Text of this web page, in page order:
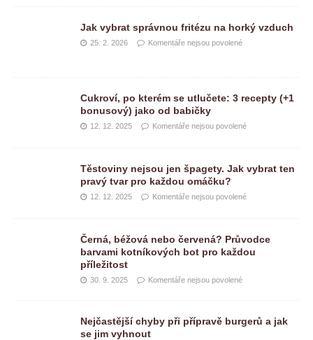
Jak vybrat správnou fritézu na horký vzduch
25. 2. 2026 Komentáře nejsou povolené
Cukroví, po kterém se utlučete: 3 recepty (+1
bonusový) jako od babičky
12. 12. 2025 Komentáře nejsou povolené
Těstoviny nejsou jen špagety. Jak vybrat ten
pravý tvar pro každou omáčku?
12. 12. 2025 Komentáře nejsou povolené
Černá, béžová nebo červená? Průvodce
barvami kotníkových bot pro každou
příležitost
30. 9. 2025 Komentáře nejsou povolené
Nejčastější chyby při přípravě burgerů a jak
se jim vyhnout